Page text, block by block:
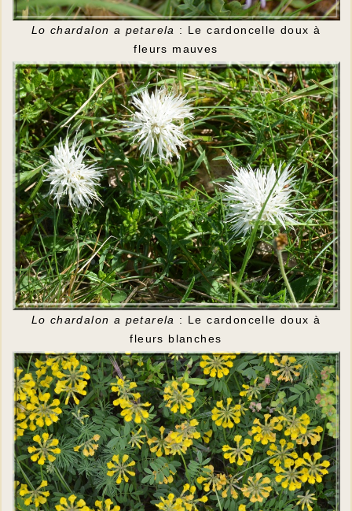
Lo chardalon a petarela : Le cardoncelle doux à
fleurs mauves
Lo chardalon a petarela : Le cardoncelle doux à
fleurs blanches